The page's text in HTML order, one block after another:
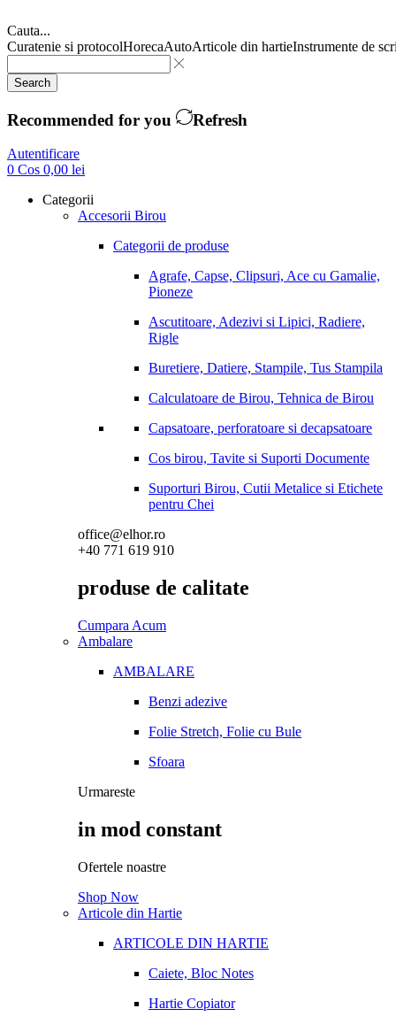
Cauta...
Curatenie si protocolHorecaAutoArticole din hartieInstrumente de
Search
Recommended for you Refresh
Autentificare
0 Cos 0,00 lei
Categorii
Accesorii Birou
Categorii de produse
Agrafe, Capse, Clipsuri, Ace cu Gamalie,
Pioneze
Ascutitoare, Adezivi si Lipici, Radiere,
Rigle
Buretiere, Datiere, Stampile, Tus Stampila
Calculatoare de Birou, Tehnica de Birou
Capsatoare, perforatoare si decapsatoare
Cos birou, Tavite si Suporti Documente
Suporturi Birou, Cutii Metalice si Etichete
pentru Chei
office@elhor.ro
+40 771 619 910
produse de calitate
Cumpara Acum
Ambalare
AMBALARE
Benzi adezive
Folie Stretch, Folie cu Bule
Sfoara
Urmareste
in mod constant
Ofertele noastre
Shop Now
Articole din Hartie
ARTICOLE DIN HARTIE
Caiete, Bloc Notes
Hartie Copiator